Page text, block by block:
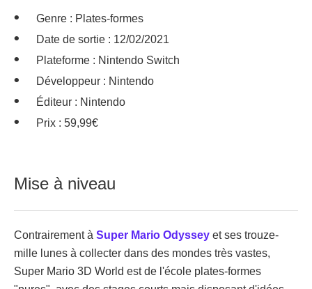
Genre : Plates-formes
Date de sortie : 12/02/2021
Plateforme : Nintendo Switch
Développeur : Nintendo
Éditeur : Nintendo
Prix : 59,99€
Mise à niveau
Contrairement à Super Mario Odyssey et ses trouze-
mille lunes à collecter dans des mondes très vastes,
Super Mario 3D World est de l'école plates-formes